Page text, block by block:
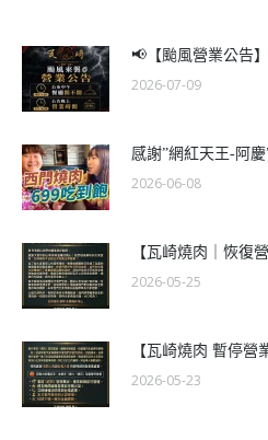
📢【颱風營業公告】
2026-07-09
感謝”網紅天王-阿
2026-06-08
【瓦崎燒肉｜恢復
2026-05-25
【瓦崎燒肉 暫停營
2026-05-23